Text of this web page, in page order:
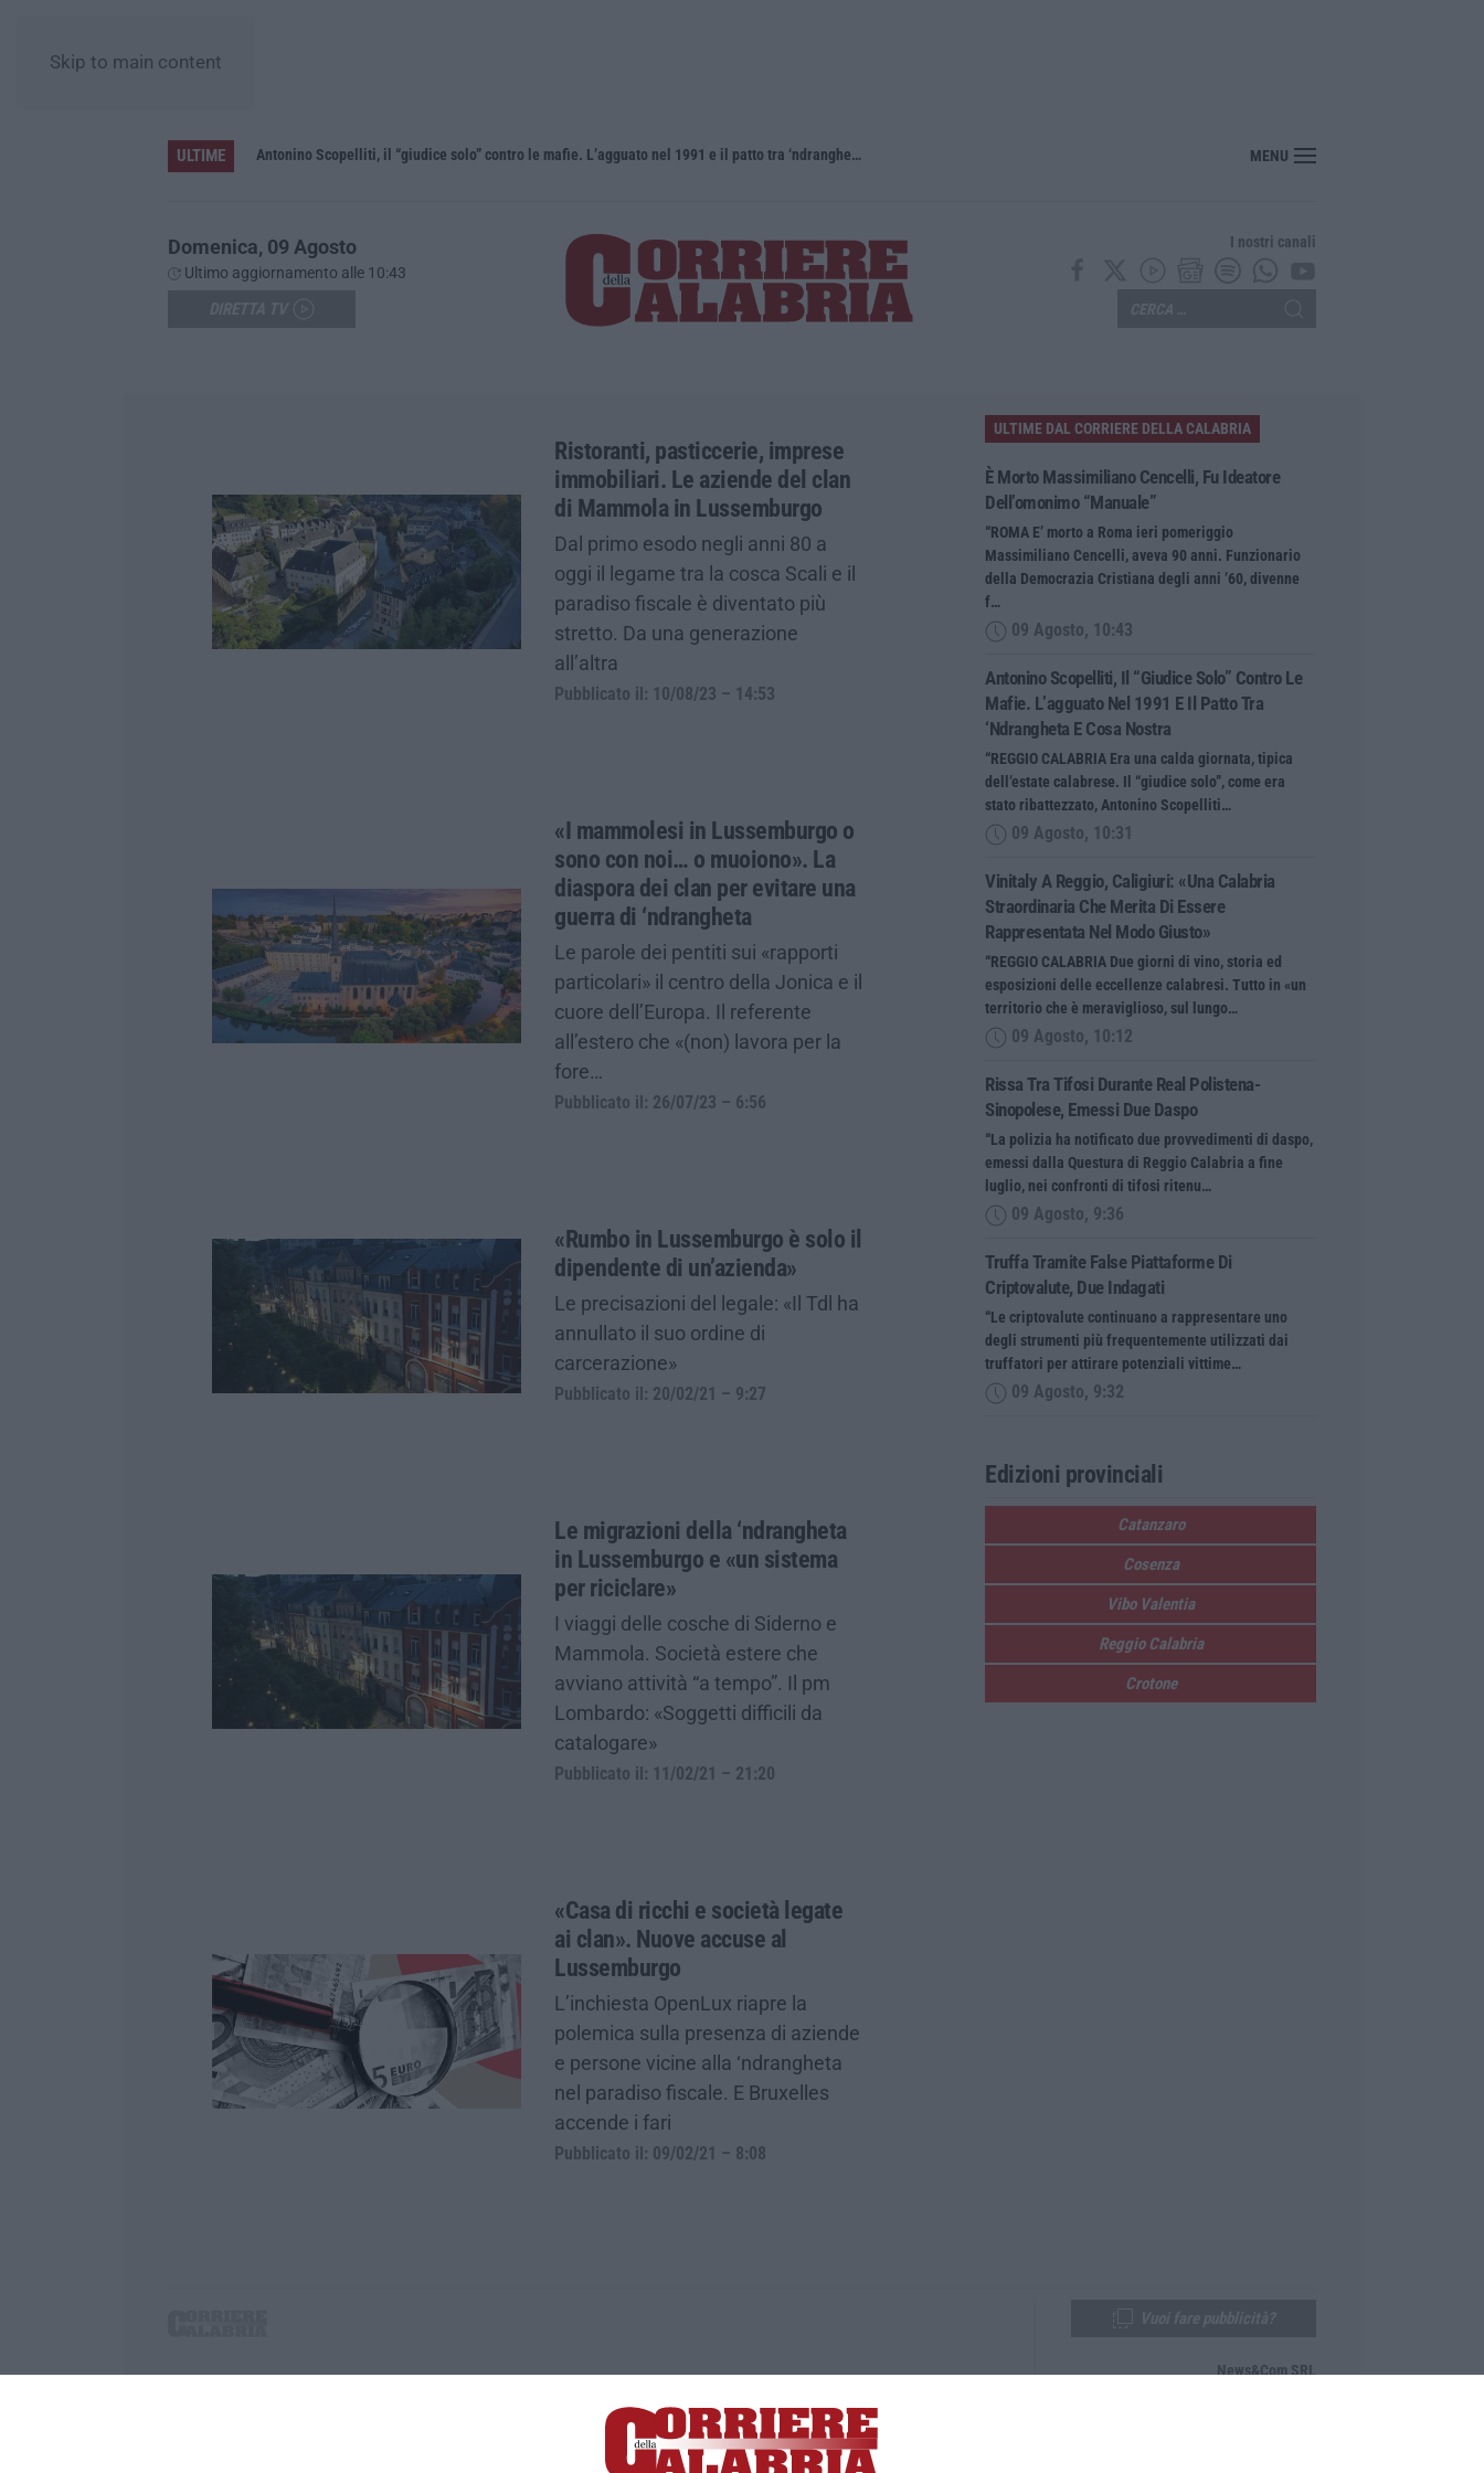
Skip to main content
ULTIME Antonino Scopelliti, il “giudice solo” contro le mafie. L’agguato nel 1991 e il patto tra ‘ndrangheta e Cosa nostra MENU
Domenica, 09 Agosto
Ultimo aggiornamento alle 10:43
I nostri canali
Ristoranti, pasticcerie, imprese
immobiliari. Le aziende del clan
di Mammola in Lussemburgo
Dal primo esodo negli anni 80 a
oggi il legame tra la cosca Scali e il
paradiso fiscale è diventato più
stretto. Da una generazione
all’altra
Pubblicato il: 10/08/23 – 14:53
«I mammolesi in Lussemburgo o
sono con noi… o muoiono». La
diaspora dei clan per evitare una
guerra di ‘ndrangheta
Le parole dei pentiti sui «rapporti
particolari» il centro della Jonica e il
cuore dell’Europa. Il referente
all’estero che «(non) lavora per la
fore…
Pubblicato il: 26/07/23 – 6:56
«Rumbo in Lussemburgo è solo il
dipendente di un’azienda»
Le precisazioni del legale: «Il Tdl ha
annullato il suo ordine di
carcerazione»
Pubblicato il: 20/02/21 – 9:27
Le migrazioni della ‘ndrangheta
in Lussemburgo e «un sistema
per riciclare»
I viaggi delle cosche di Siderno e
Mammola. Società estere che
avviano attività “a tempo”. Il pm
Lombardo: «Soggetti difficili da
catalogare»
Pubblicato il: 11/02/21 – 21:20
«Casa di ricchi e società legate
ai clan». Nuove accuse al
Lussemburgo
L’inchiesta OpenLux riapre la
polemica sulla presenza di aziende
e persone vicine alla ‘ndrangheta
nel paradiso fiscale. E Bruxelles
accende i fari
Pubblicato il: 09/02/21 – 8:08
ULTIME DAL CORRIERE DELLA CALABRIA
È Morto Massimiliano Cencelli, Fu Ideatore
Dell’omonimo “manuale”
“ROMA E’ morto a Roma ieri pomeriggio
Massimiliano Cencelli, aveva 90 anni. Funzionario
della Democrazia Cristiana degli anni ’60, divenne
f…
09 Agosto, 10:43
Antonino Scopelliti, Il “giudice Solo” Contro Le
Mafie. L’agguato Nel 1991 E Il Patto Tra
‘ndrangheta E Cosa Nostra
“REGGIO CALABRIA Era una calda giornata, tipica
dell’estate calabrese. Il “giudice solo”, come era
stato ribattezzato, Antonino Scopelliti…
09 Agosto, 10:31
Vinitaly A Reggio, Caligiuri: «Una Calabria
Straordinaria Che Merita Di Essere
Rappresentata Nel Modo Giusto»
“REGGIO CALABRIA Due giorni di vino, storia ed
esposizioni delle eccellenze calabresi. Tutto in «un
territorio che è meraviglioso, sul lungo…
09 Agosto, 10:12
Rissa Tra Tifosi Durante Real Polistena-
Sinopolese, Emessi Due Daspo
“La polizia ha notificato due provvedimenti di daspo,
emessi dalla Questura di Reggio Calabria a fine
luglio, nei confronti di tifosi ritenu…
09 Agosto, 9:36
Truffa Tramite False Piattaforme Di
Criptovalute, Due Indagati
“Le criptovalute continuano a rappresentare uno
degli strumenti più frequentemente utilizzati dai
truffatori per attirare potenziali vittime…
09 Agosto, 9:32
Edizioni provinciali
Catanzaro
Cosenza
Vibo Valentia
Reggio Calabria
Crotone
P.IVA. 03199620794, Via del mare 6/G, S.Eufemia, Lamezia Terme (CZ)
Iscrizione tribunale di Lamezia Terme 5/2011 - Direttore responsabile Paola Militano |Privacy
News&Com SRL